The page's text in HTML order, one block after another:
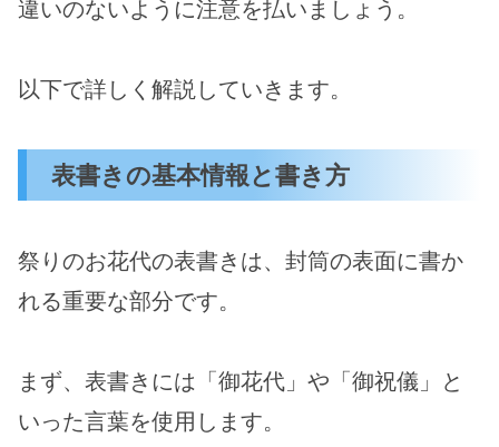
違いのないように注意を払いましょう。
以下で詳しく解説していきます。
表書きの基本情報と書き方
祭りのお花代の表書きは、封筒の表面に書か
れる重要な部分です。
まず、表書きには「御花代」や「御祝儀」と
いった言葉を使用します。